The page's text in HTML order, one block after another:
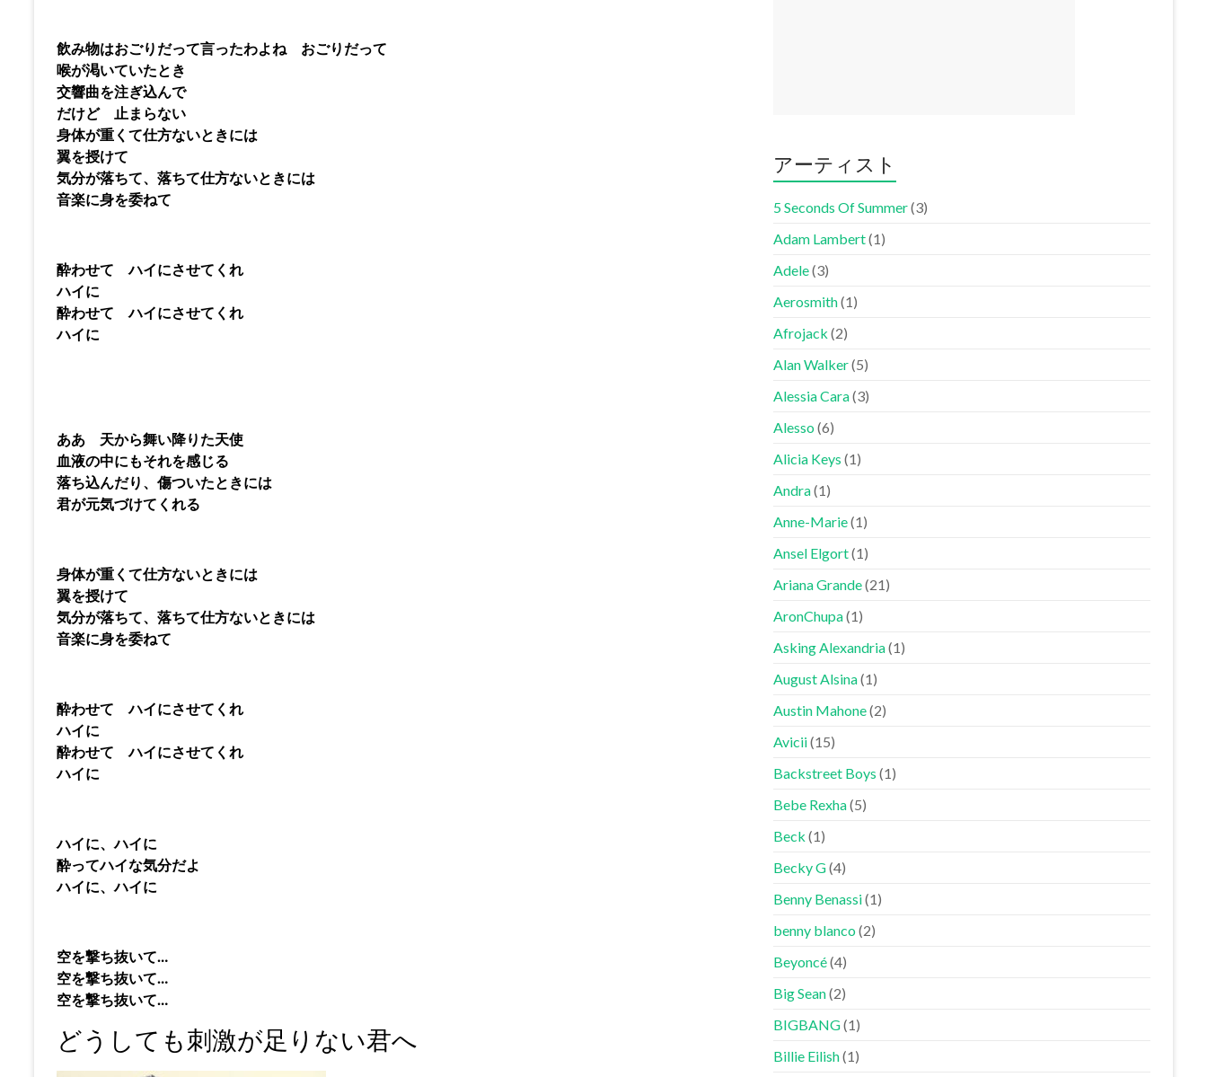
飲み物はおごりだって言ったわよね おごりだって
喉が渇いていたとき
交響曲を注ぎ込んで
だけど 止まらない
身体が重くて仕方ないときには
翼を授けて
気分が落ちて、落ちて仕方ないときには
音楽に身を委ねて
酔わせて ハイにさせてくれ
ハイに
酔わせて ハイにさせてくれ
ハイに
ああ 天から舞い降りた天使
血液の中にもそれを感じる
落ち込んだり、傷ついたときには
君が元気づけてくれる
身体が重くて仕方ないときには
翼を授けて
気分が落ちて、落ちて仕方ないときには
音楽に身を委ねて
酔わせて ハイにさせてくれ
ハイに
酔わせて ハイにさせてくれ
ハイに
ハイに、ハイに
酔ってハイな気分だよ
ハイに、ハイに
空を撃ち抜いて…
空を撃ち抜いて…
空を撃ち抜いて…
どうしても刺激が足りない君へ
アーティスト
5 Seconds Of Summer(3)
Adam Lambert(1)
Adele(3)
Aerosmith(1)
Afrojack (2)
Alan Walker(5)
Alessia Cara(3)
Alesso(6)
Alicia Keys (1)
Andra(1)
Anne-Marie(1)
Ansel Elgort(1)
Ariana Grande(21)
AronChupa(1)
Asking Alexandria(1)
August Alsina(1)
Austin Mahone(2)
Avicii(15)
Backstreet Boys (1)
Bebe Rexha(5)
Beck (1)
Becky G(4)
Benny Benassi(1)
benny blanco(2)
Beyoncé(4)
Big Sean(2)
BIGBANG(1)
Billie Eilish(1)